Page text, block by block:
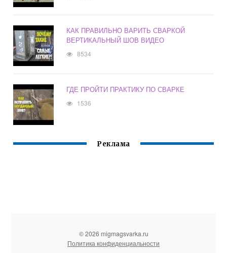
КАК ПРАВИЛЬНО ВАРИТЬ СВАРКОЙ
ВЕРТИКАЛЬНЫЙ ШОВ ВИДЕО
8534
ГДЕ ПРОЙТИ ПРАКТИКУ ПО СВАРКЕ
1536
Реклама
© 2026 migmagsvarka.ru
Политика конфиденциальности